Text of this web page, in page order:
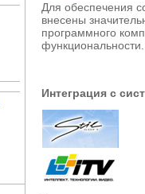
Для обеспечения
внесены
программного
функциональности.
Интеграция с